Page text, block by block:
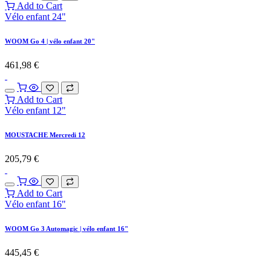
Add to Cart
Vélo enfant 24"
WOOM Go 4 | vélo enfant 20"
461,98 €
Add to Cart
Vélo enfant 12"
MOUSTACHE Mercredi 12
205,79 €
Add to Cart
Vélo enfant 16"
WOOM Go 3 Automagic | vélo enfant 16"
445,45 €